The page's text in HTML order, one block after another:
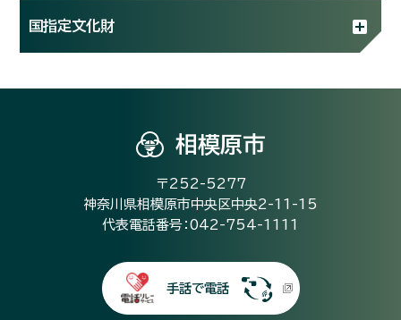
国指定文化財
相模原市
〒252-5277
神奈川県相模原市中央区中央2-11-15
代表電話番号：042-754-1111
手話で電話